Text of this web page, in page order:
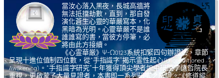
當汝心落入黑夜，長城高牆將
無法抵擋劫數，直到，那自發
演化蒼生心靈的華嚴寫本，化
黑暗為光明。心靈華嚴不是誰
誰誰寫的書，當彼方停筆，必
將由此方接續。
《心霊華厳》Ψ-Ω0123系統扣緊四句辦證法，章節
呈現十進位值制四位數，從“手指識字”揭示霊性起心(Unconditioned
Awakening) 。“手指識字研究”十年獲得頂尖學者如中研院李遠哲院長
重視，更啟蒙了大量見證者，本書即一系列研究之所證。《修道縱